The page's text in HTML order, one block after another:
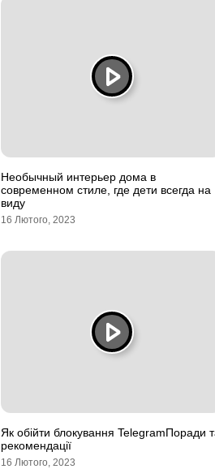
Необычный интерьер дома в
современном стиле, где дети всегда на
виду
16 Лютого, 2023
Як обійти блокування TelegramПоради
рекомендації
16 Лютого, 2023